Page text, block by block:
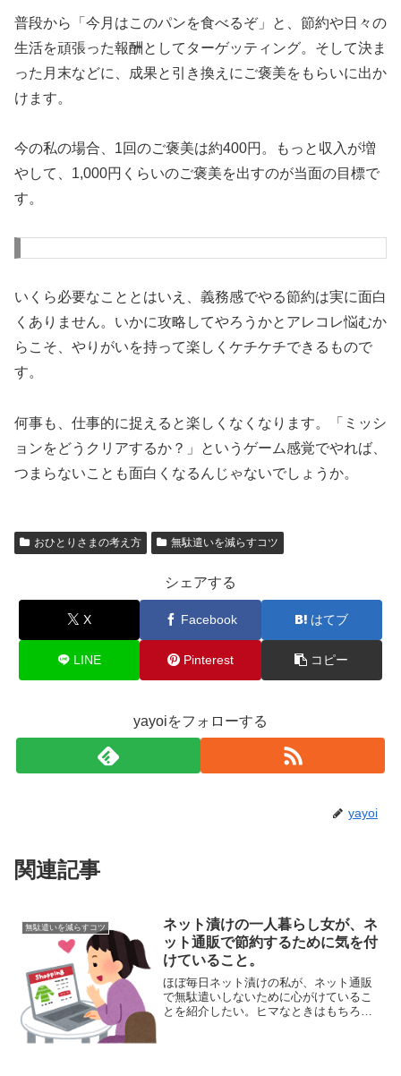
普段から「今月はこのパンを食べるぞ」と、節約や日々の
生活を頑張った報酬としてターゲッティング。そして決ま
った月末などに、成果と引き換えにご褒美をもらいに出か
けます。
今の私の場合、1回のご褒美は約400円。もっと収入が増
やして、1,000円くらいのご褒美を出すのが当面の目標で
す。
いくら必要なこととはいえ、義務感でやる節約は実に面白
くありません。いかに攻略してやろうかとアレコレ悩むか
らこそ、やりがいを持って楽しくケチケチできるもので
す。
何事も、仕事的に捉えると楽しくなくなります。「ミッシ
ョンをどうクリアするか？」というゲーム感覚でやれば、
つまらないことも面白くなるんじゃないでしょうか。
おひとりさまの考え方 無駄遣いを減らすコツ
シェアする
X Facebook はてブ
LINE Pinterest コピー
yayoiをフォローする
yayoi
関連記事
無駄遣いを減らすコツ
ネット漬けの一人暮らし女が、ネ
ット通販で節約するために気を付
けていること。
ほぼ毎日ネット漬けの私が、ネット通販
で無駄遣いしないために心がけているこ
とを紹介したい。ヒマなときはもちろ